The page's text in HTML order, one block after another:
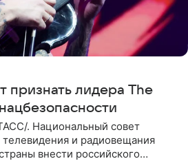
признать лидера The
. Национальный совет
и радиовещания
внести российского